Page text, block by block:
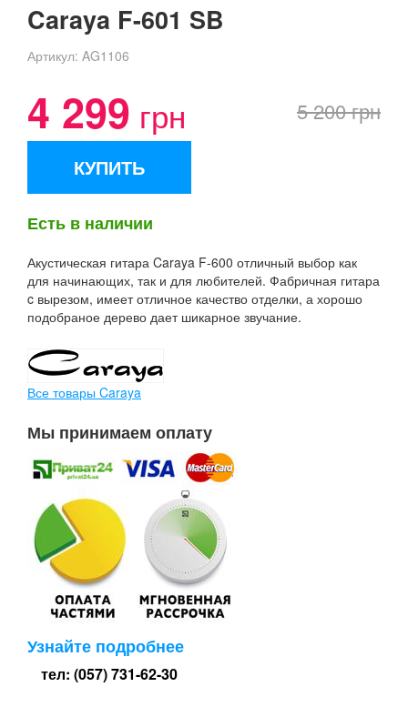
Caraya F-601 SB
Артикул: AG1106
4 299 грн 5 200 грн
КУПИТЬ
Есть в наличии
Акустическая гитара Caraya F-600 отличный выбор как
для начинающих, так и для любителей. Фабричная гитара
c вырезом, имеет отличное качество отделки, а хорошо
подобраное дерево дает шикарное звучание.
Все товары Caraya
Мы принимаем оплату
Узнайте подробнее
тел: (057) 731-62-30